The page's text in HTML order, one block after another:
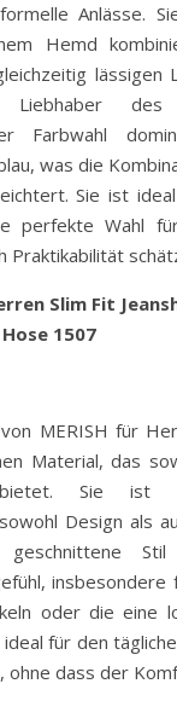
Anlässe.
Hemd
lässigen
des
Farbwahl
was die
Sie ist
perfekte Wahl
Praktikabilität
Slim Fit
1507
MERISH für
Material, das
Sie ist
Design als
oder die eine
für den
ohne dass der